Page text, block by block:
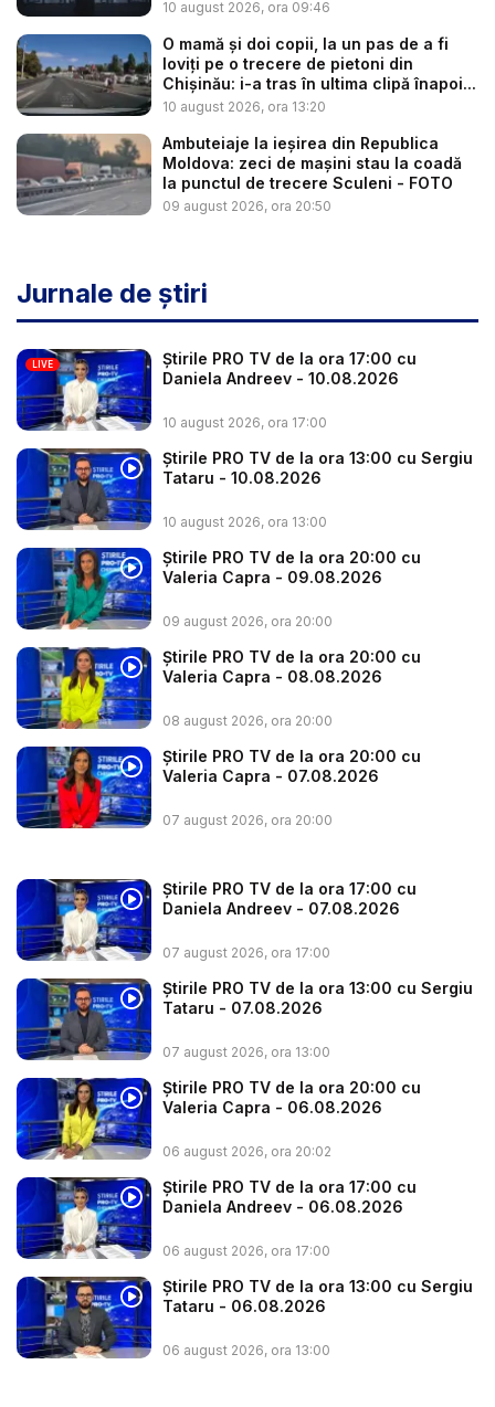
10 august 2026, ora 09:46
O mamă și doi copii, la un pas de a fi
loviți pe o trecere de pietoni din
Chișinău: i-a tras în ultima clipă înapoi...
10 august 2026, ora 13:20
Ambuteiaje la ieșirea din Republica
Moldova: zeci de mașini stau la coadă
la punctul de trecere Sculeni - FOTO
09 august 2026, ora 20:50
Jurnale de știri
LIVE
Știrile PRO TV de la ora 17:00 cu
Daniela Andreev - 10.08.2026
10 august 2026, ora 17:00
Știrile PRO TV de la ora 13:00 cu Sergiu
Tataru - 10.08.2026
10 august 2026, ora 13:00
Știrile PRO TV de la ora 20:00 cu
Valeria Capra - 09.08.2026
09 august 2026, ora 20:00
Știrile PRO TV de la ora 20:00 cu
Valeria Capra - 08.08.2026
08 august 2026, ora 20:00
Știrile PRO TV de la ora 20:00 cu
Valeria Capra - 07.08.2026
07 august 2026, ora 20:00
Știrile PRO TV de la ora 17:00 cu
Daniela Andreev - 07.08.2026
07 august 2026, ora 17:00
Știrile PRO TV de la ora 13:00 cu Sergiu
Tataru - 07.08.2026
07 august 2026, ora 13:00
Știrile PRO TV de la ora 20:00 cu
Valeria Capra - 06.08.2026
06 august 2026, ora 20:02
Știrile PRO TV de la ora 17:00 cu
Daniela Andreev - 06.08.2026
06 august 2026, ora 17:00
Știrile PRO TV de la ora 13:00 cu Sergiu
Tataru - 06.08.2026
06 august 2026, ora 13:00